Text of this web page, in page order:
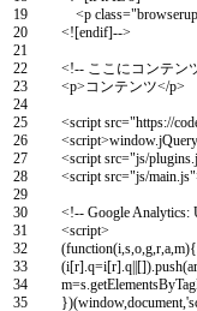
19
20
21
22
23
24
25
26
27
28
29
30
31
32
33
34
35
<p class=
<![endif]-->
<!-- ここにコンテン
<p>コンテンツ</p>
<scriptsrc="https://
<script>window.jQuery
<scriptsrc="js/
<scriptsrc="js/main.js"
<!-- GoogleAnalytics:
<script>
(function(i,s,o,g,r,a,m){
(i[r].q=i[r].q []).push(
m=s.
})(window,document,